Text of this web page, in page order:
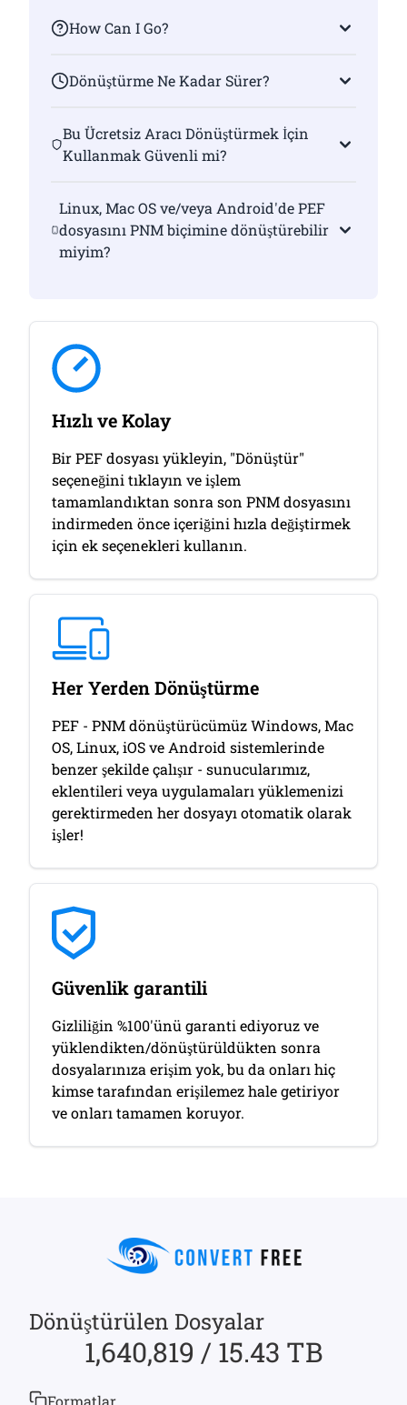
How Can I Go?
Dönüştürme Ne Kadar Sürer?
Bu Ücretsiz Aracı Dönüştürmek İçin
Kullanmak Güvenli mi?
Linux, Mac OS ve/veya Android'de PEF
dosyasını PNM biçimine dönüştürebilir
miyim?
Hızlı ve Kolay
Bir PEF dosyası yükleyin, "Dönüştür"
seçeneğini tıklayın ve işlem
tamamlandıktan sonra son PNM dosyasını
indirmeden önce içeriğini hızla değiştirmek
için ek seçenekleri kullanın.
Her Yerden Dönüştürme
PEF - PNM dönüştürücümüz Windows, Mac
OS, Linux, iOS ve Android sistemlerinde
benzer şekilde çalışır - sunucularımız,
eklentileri veya uygulamaları yüklemenizi
gerektirmeden her dosyayı otomatik olarak
işler!
Güvenlik garantili
Gizliliğin %100'ünü garanti ediyoruz ve
yüklendikten/dönüştürüldükten sonra
dosyalarınıza erişim yok, bu da onları hiç
kimse tarafından erişilemez hale getiriyor
ve onları tamamen koruyor.
Dönüştürülen Dosyalar
1,640,819 / 15.43 TB
Formatlar